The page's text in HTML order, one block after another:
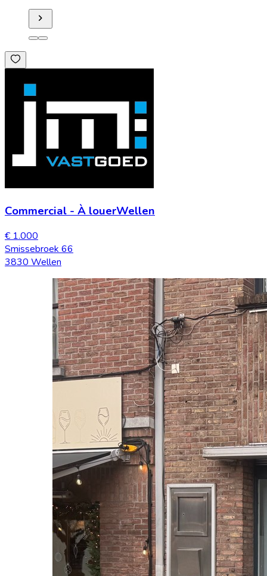
Commercial - À louerWellen
€ 1.000
Smissebroek 66
3830 Wellen